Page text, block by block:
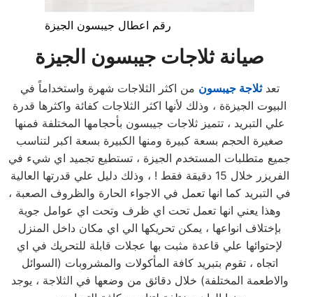
رقم اعطال جيبسون الجيزة
صيانة ثلاجات جيبسون الجيزة
تعدثلاجة جيبسون من اكثر الثلاجات شهرة واستخداماً في
البيوت الجيزةة ، وذلك لأنها اكثر الثلاجات كفائة واكثرها قدرة
علي التبريد ، تتميز ثلاجات جيبسون بأحجامها المختلفة فمنها
صغيرة الحجم بسعة كبيرة ومنها الكبيرة بسعة اكبر لتناسب
جميع متطلبات المستخدم الجيزة ، تستطيع تجميد اي شيء في
الفريزر خلال 15 دقيقة فقط ! ، وذلك دليل علي قدرتها العالية
في التبريد كما انها تعمل في الاجواء الحارة والظروف الصعبة ،
وهذا يعني انها تعمل تحت اي ظرف وتحت اي عوامل جوية
بإختلاف انواعها ، يمكن تحريكها الي اي مكان داخل المنزل
لإحتوائها علي قاعدة مثبت بها عجلات قابلة للتحريك في اي
اتجاه ، تقوم بتبريد كافة المأكولات والمشروبات (السوائل
والاطعمة المختلفة) خلال دقائق من وضعها في الثلاجة ، يوجد